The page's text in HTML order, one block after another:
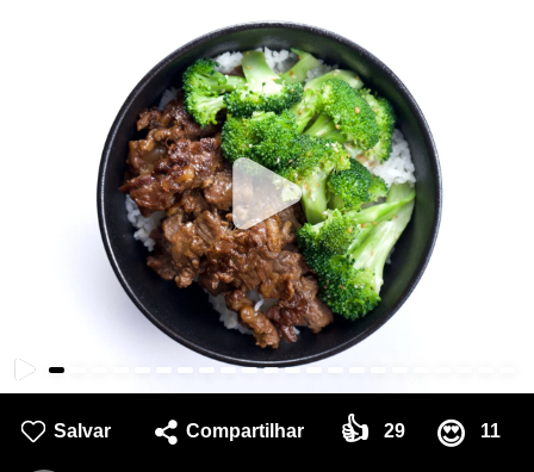
Salvar Compartilhar 👍 29 😍 11